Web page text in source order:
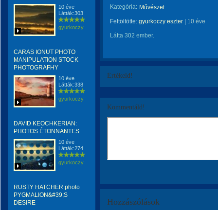
10 éve
Látták:303
gyurkoczy
CARAS IONUT PHOTO
MANIPULATION STOCK
PHOTOGRAFHY
10 éve
Látták:338
gyurkoczy
DAVID KEOCHKERIAN:
PHOTOS ÉTONNANTES
10 éve
Látták:274
gyurkoczy
RUSTY HATCHER photo
PYGMALION&#39;S
DESIRE
Kategória: Művészet
Feltöltötte: gyurkoczy eszter 10 éve
Látta 302 ember.
Értékeld!
Kommentáld!
Hozzászólások